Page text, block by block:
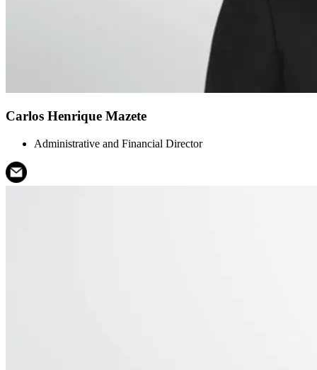
Carlos Henrique Mazete
Administrative and Financial Director